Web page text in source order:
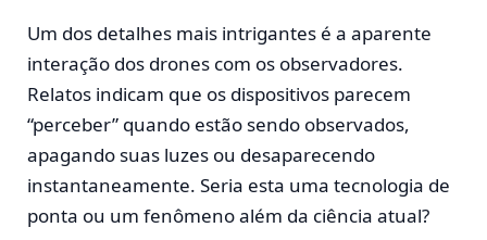
Um dos detalhes mais intrigantes é a aparente
interação dos drones com os observadores.
Relatos indicam que os dispositivos parecem
“perceber” quando estão sendo observados,
apagando suas luzes ou desaparecendo
instantaneamente. Seria esta uma tecnologia de
ponta ou um fenômeno além da ciência atual?